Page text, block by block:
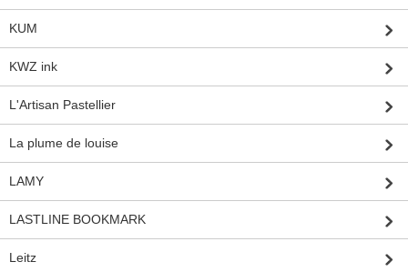
KUM
KWZ ink
L'Artisan Pastellier
La plume de louise
LAMY
LASTLINE BOOKMARK
Leitz